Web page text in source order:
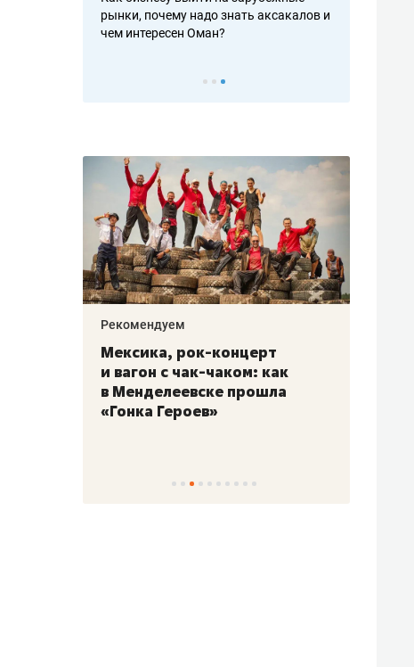
кредитов
рынки, почему надо знать аксакалов и
чем интересен Оман?
Рекомендуем
Мексика, рок-концерт
и вагон с чак-чаком: как
в Менделеевске прошла
«Гонка Героев»